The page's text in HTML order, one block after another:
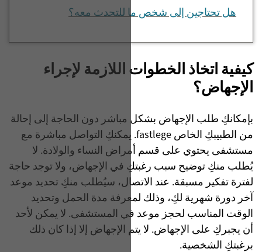
هل تحتاجين إلى شخص ما للتحدث معه؟
كيفية اتخاذ الخطوات اللازمة لإجراء
الإجهاض؟
بإمكانكِ طلب الإجهاض بشكل مباشر دون الحاجة إلى إحالة
من الطبيبكِ الخاص fastlege. يمكنكِ التواصل مباشرة مع
مستشفى يحتوي على قسم أمراض النساء والولادة. لا
يُطلب منكِ توضيح سبب رغبتكِ في الإجهاض، ولا توجد حاجة
لفترة تفكير مسبقة. عند الاتصال، سيُطلب منكِ تحديد موعد
آخر دورة شهرية لكِ، وذلك لمعرفة مدة الحمل وتحديد
الوقت المناسب لحجز موعد في المستشفى. لا يمكن لأحد
أن يجبركِ على الإجهاض. لا يتم الإجهاض إلا إذا كان ذلك
برغبتكِ الشخصية.